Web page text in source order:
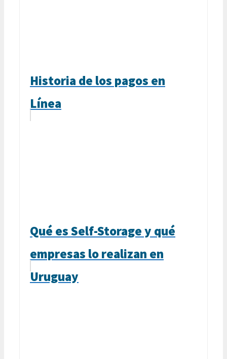
Historia de los pagos en
Línea
Qué es Self-Storage y qué
empresas lo realizan en
Uruguay